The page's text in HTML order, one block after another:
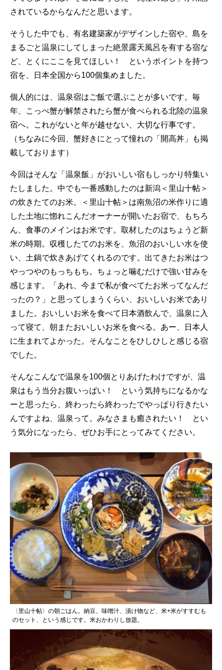
されているからなんだと思います。
そうした中でも、有名建築家がデザインした宿や、島を
まるごと温泉にしてしまった絶景露天風呂を有する宿な
ど、とくにここを見てほしい！ というポイントを持つ
宿を、日本全国から100個集めました。
個人的には、温泉宿はご飯で選ぶことが多いです。毎
年、こっぺ蟹が解禁されたら蟹が食べられる北陸の温泉
宿へ。これがないと年が越せない、大切な行事です。
（ちなみに今回、蟹好きにとって憧れの「開高丼」も掲
載しております）
今回はそんな「温泉飯」がおいしい宿もしっかり特集い
たしました。中でも一番感動したのは新潟＜里山十帖＞
の炊きたてのお米。＜里山十帖＞は南魚沼の米作りに適
した土地に惚れこんだオーナーが開いたお宿で、もちろ
ん、食事のメインはお米です。取材したのはちょうど新
米の時期。収穫したてのお米を、魚沼のおいしい水を使
い、土鍋で炊きあげてくれるのです。出てきたお米はつ
やっつやのもっちもち。ちょっと噛むだけで強い甘みを
感じます。「あれ、今まで私が食べてたお米ってなんだ
ったの？」と思ってしまうくらい、おいしいお米であり
ました。おいしいお米を食べて日本酒飲んで、温泉に入
って寝て、朝またおいしいお米を食べる。あー、日本人
に生まれてよかった。そんなことをひしひしと感じる宿
でした。
そんなこんなで温泉を100個とりあげたわけですが、温
泉はもう当分お腹いっぱい！ という気持ちになるかな
ーと思ったら、終わったら終わったでやっぱり行きたい
んですよね、温泉って。みなさまも癒されたい！ とい
う気分になったら、ぜひお手にとってみてください。
〈里山十帖〉の朝ごはん。納豆、味噌汁、漬け物など、米+米がすすむも
のセット、という感じです。米おかわりし放題。